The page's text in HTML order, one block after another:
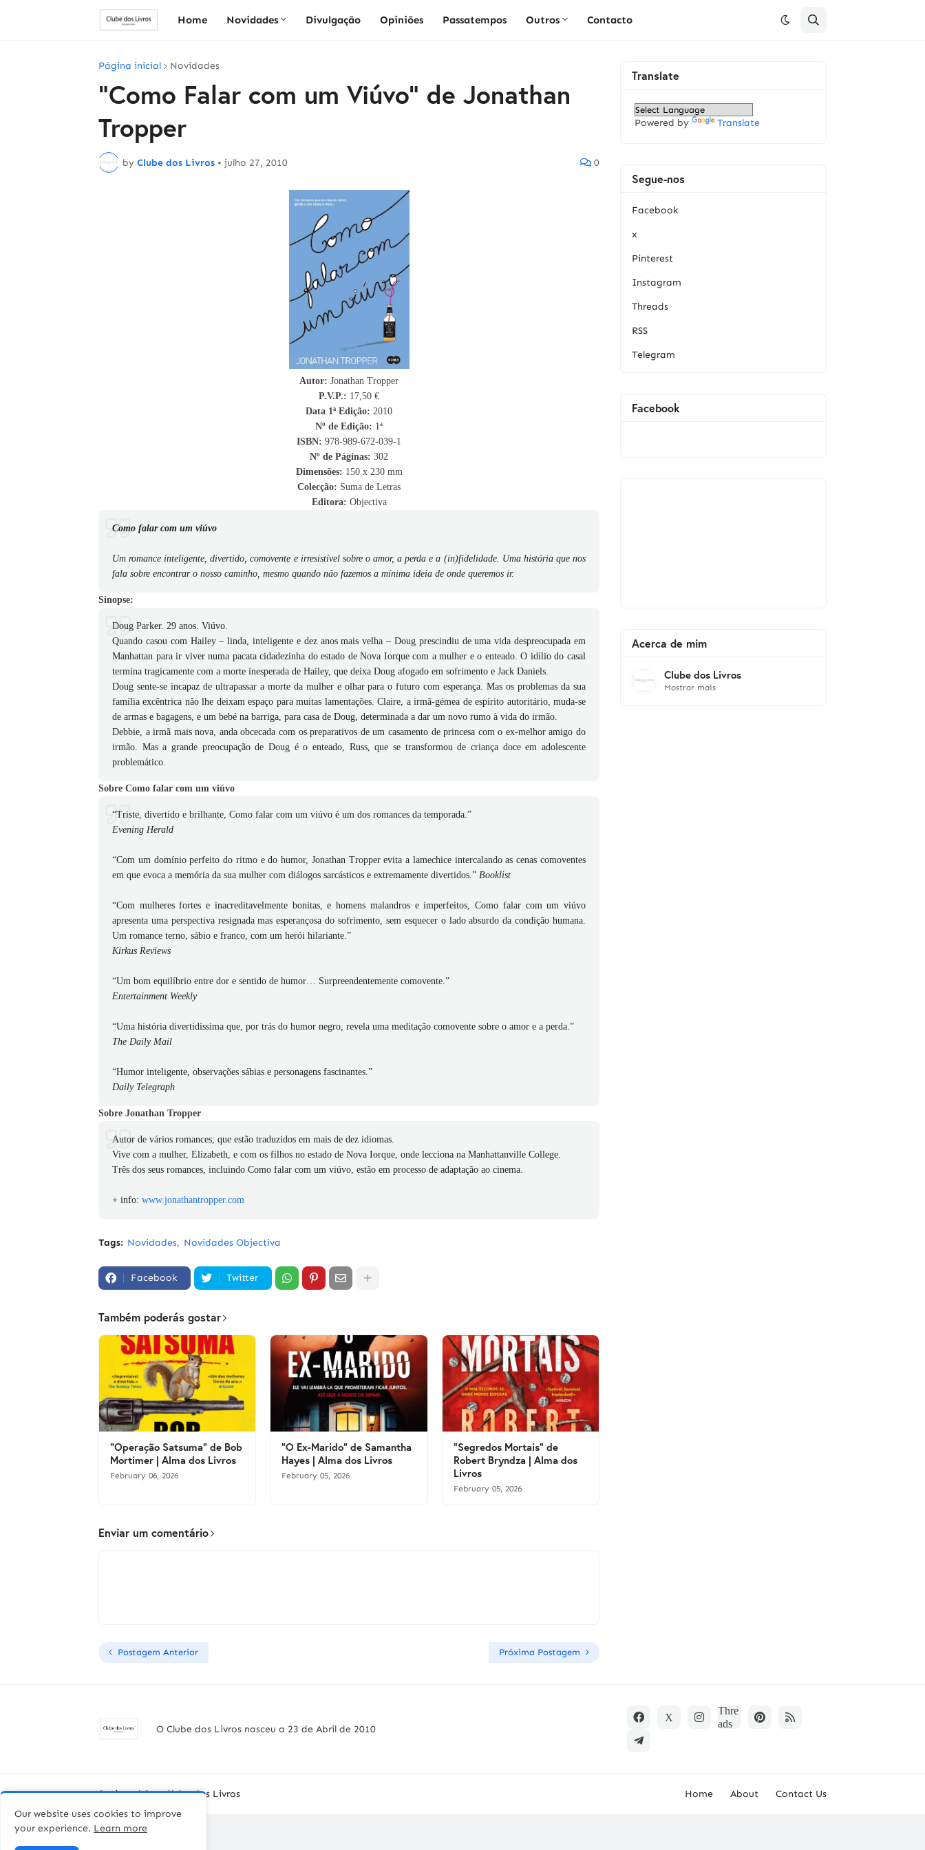
Home Novidades Divulgação Opiniões Passatempos Outros Contacto
Página inicial Novidades
"Como Falar com um Viúvo" de Jonathan
Tropper
by Clube dos Livros • julho 27, 2010 0
Autor: Jonathan Tropper
P.V.P.: 17,50 €
Data 1ª Edição: 2010
Nº de Edição: 1ª
ISBN: 978-989-672-039-1
Nº de Páginas: 302
Dimensões: 150 x 230 mm
Colecção: Suma de Letras
Editora: Objectiva
Como falar com um viúvo
Um romance inteligente, divertido, comovente e irresistível sobre o amor, a perda e a (in)fidelidade. Uma história que nos
fala sobre encontrar o nosso caminho, mesmo quando não fazemos a mínima ideia de onde queremos ir.
Sinopse:
Doug Parker. 29 anos. Viúvo.
Quando casou com Hailey – linda, inteligente e dez anos mais velha – Doug prescindiu de uma vida despreocupada em
Manhattan para ir viver numa pacata cidadezinha do estado de Nova Iorque com a mulher e o enteado. O idílio do casal
termina tragicamente com a morte inesperada de Hailey, que deixa Doug afogado em sofrimento e Jack Daniels.
Doug sente-se incapaz de ultrapassar a morte da mulher e olhar para o futuro com esperança. Mas os problemas da sua
família excêntrica não lhe deixam espaço para muitas lamentações. Claire, a irmã-gémea de espírito autoritário, muda-se
de armas e bagagens, e um bebé na barriga, para casa de Doug, determinada a dar um novo rumo à vida do irmão.
Debbie, a irmã mais nova, anda obcecada com os preparativos de um casamento de princesa com o ex-melhor amigo do
irmão. Mas a grande preocupação de Doug é o enteado, Russ, que se transformou de criança doce em adolescente
problemático.
Sobre Como falar com um viúvo
“Triste, divertido e brilhante, Como falar com um viúvo é um dos romances da temporada.”
Evening Herald
“Com um domínio perfeito do ritmo e do humor, Jonathan Tropper evita a lamechice intercalandoas cenas comoventes
em que evoca a memória da sua mulher com diálogos sarcásticos e extremamente divertidos.” Booklist
“Com mulheres fortes e inacreditavelmente bonitas, e homens malandros e imperfeitos, Como falar com um viúvo
apresenta uma perspectiva resignada mas esperançosa do sofrimento, semesquecer o lado absurdo da condição humana.
Um romance terno, sábio e franco, com um herói hilariante.”
Kirkus Reviews
“Um bom equilíbrio entre dor e sentido de humor… Surpreendentemente comovente.”
Entertainment Weekly
“Uma história divertidíssima que, por trás do humor negro, revela uma meditação comovente sobre o amor e a perda.”
The Daily Mail
“Humor inteligente, observações sábias e personagens fascinantes.”
Daily Telegraph
Sobre Jonathan Tropper
Autor de vários romances, que estão traduzidos em mais de dez idiomas.
Vive com a mulher, Elizabeth, e com os filhos no estado de Nova Iorque, onde lecciona na Manhattanville College.
Três dos seus romances, incluindo Como falar com um viúvo, estão em processo de adaptação ao cinema.
+ info: www.jonathantropper.com
Tags: Novidades Novidades Objectiva
Facebook Twitter
Também poderás gostar
"Operação Satsuma" de Bob
Mortimer | Alma dos Livros
February 06, 2026
"O Ex-Marido" de Samantha
Hayes | Alma dos Livros
February 05, 2026
"Segredos Mortais" de
Robert Bryndza | Alma dos
Livros
February 05, 2026
Enviar um comentário
Postagem Anterior Próxima Postagem
Translate
Powered by Translate
Segue-nos
Facebook
x
Pinterest
Instagram
Threads
RSS
Telegram
Facebook
Acerca de mim
Clube dos Livros
Mostrar mais
O Clube dos Livros nasceu a 23 de Abril de 2010
Designed By -Clube dos Livros Home About
Contact Us
Our website uses cookies to improve
your experience. Learn more